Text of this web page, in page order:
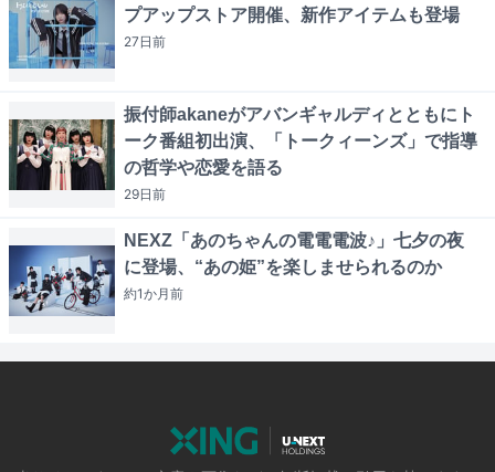
プアップストア開催、新作アイテムも登場
27日前
振付師akaneがアバンギャルディとともにト
ーク番組初出演、「トークィーンズ」で指導
の哲学や恋愛を語る
29日前
NEXZ「あのちゃんの電電電波♪」七夕の夜
に登場、“あの姫”を楽しませられるのか
約1か月前